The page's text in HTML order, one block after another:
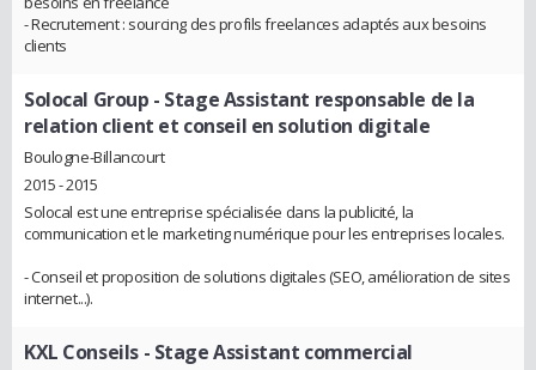
- Recrutement : sourcing des profils freelances adaptés aux besoins
clients
Solocal Group - Stage Assistant responsable de la
relation client et conseil en solution digitale
Boulogne-Billancourt
2015 - 2015
Solocal est une entreprise spécialisée dans la publicité, la
communication et le marketing numérique pour les entreprises locales.
- Conseil et proposition de solutions digitales (SEO, amélioration de sites
internet...).
KXL Conseils- Stage Assistant commercial